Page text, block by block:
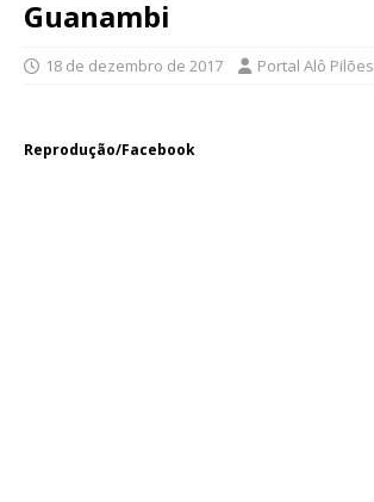
Guanambi
18 de dezembro de 2017 Portal Alô Pilões
Reprodução/Facebook